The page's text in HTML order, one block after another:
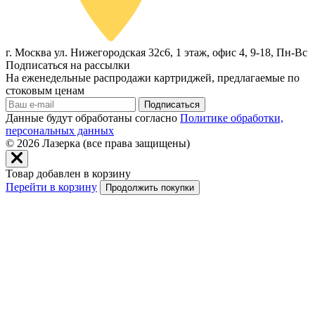
г. Москва ул. Нижегородская 32с6, 1 этаж, офис 4, 9-18, Пн-Вс
Подписаться на рассылки
На еженедельные распродажи картриджей, предлагаемые по
стоковым ценам
Подписаться
Данные будут обработаны согласно Политике обработки,
персональных данных
© 2026 Лазерка (все права защищены)
Товар добавлен в корзину
Перейти в корзину
Продолжить покупки